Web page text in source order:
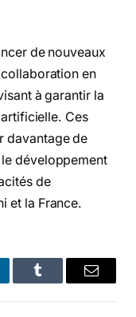
de nouveaux
en
à garantir la
Ces
davantage de
développement
de
et la France.
Tumblr Email